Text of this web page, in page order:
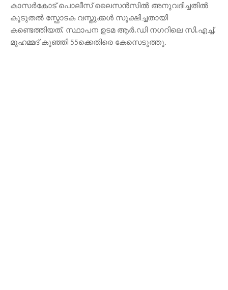
കാസർകോട് പൊലീസ് ലൈസൻസിൽ അനുവദിച്ചതിൽ
കൂടുതൽ സ്ഫോടക വസ്തുക്കൾ സൂക്ഷിച്ചതായി
കണ്ടെത്തിയത്. സ്ഥാപന ഉടമ ആർ.ഡി നഗറിലെ സി.എച്ച്.
മുഹമ്മദ് കുഞ്ഞി 55ക്കെതിരെ കേസെടുത്തു.